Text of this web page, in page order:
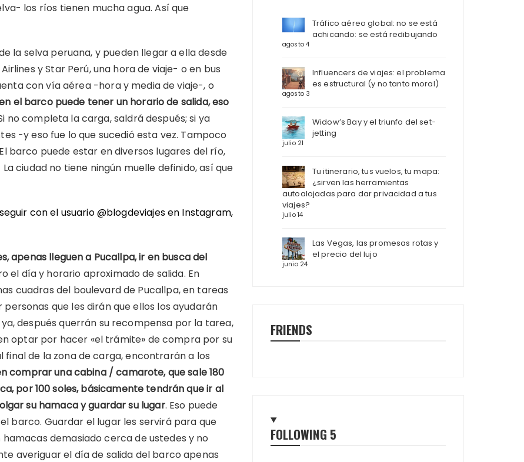
los ríos tienen mucha agua. Así que
la selva peruana, y pueden llegar a ella desde
y Star Perú, una hora de viaje- o en bus
con vía aérea -hora y media de viaje-, o
el barco puede tener un horario de salida, eso
no completa la carga, saldrá después; si ya
-y eso fue lo que sucedió esta vez. Tampoco
barco puede estar en diversos lugares del río,
ciudad no tiene ningún muelle definido, así que
con el usuario @blogdeviajes en Instagram,
apenas lleguen a Pucallpa, ir en busca del
el día y horario aproximado de salida. En
cuadras del boulevard de Pucallpa, en tareas
que les dirán que ellos los ayudarán
después querrán su recompensa por la tarea,
optar por hacer «el trámite» de compra por su
final de la zona de carga, encontrarán a los
comprar una cabina / camarote, que sale 180
por 100 soles, básicamente tendrán que ir al
su hamaca y guardar su lugar. Eso puede
barco. Guardar el lugar les servirá para que
demasiado cerca de ustedes y no
averiguar el día de salida del barco apenas
Tráfico aéreo global: no se está
achicando: se está redibujando
agosto 4
Influencers de viajes: el problema
es estructural (y no tanto moral)
agosto 3
Widow’s Bay y el triunfo del set-
jetting
julio 21
Tu itinerario, tus vuelos, tu mapa:
¿sirven las herramientas
autoalojadas para dar privacidad a tus
viajes?
julio 14
Las Vegas, las promesas rotas y
el precio del lujo
junio 24
FRIENDS
FOLLOWING 5